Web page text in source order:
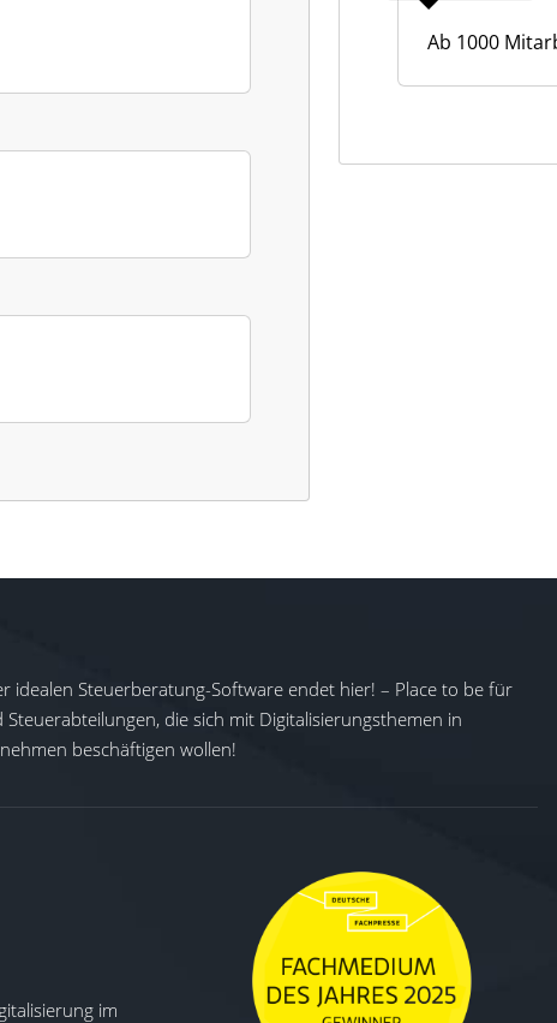
Ab 1000
idealen Steuerberatung-Software endet hier! – Place to be für
die sich mit Digitalisierungsthemen in
beschäftigen wollen!
im